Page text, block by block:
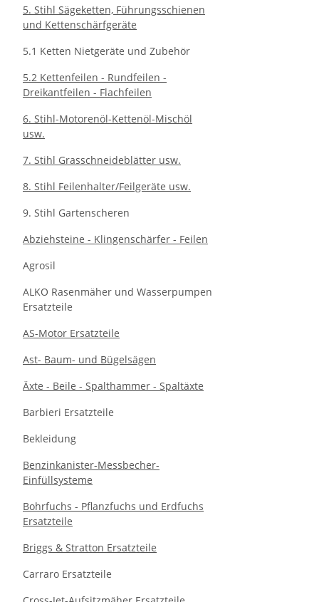
5. Stihl Sägeketten, Führungsschienen
und Kettenschärfgeräte
5.1 Ketten Nietgeräte und Zubehör
5.2 Kettenfeilen - Rundfeilen -
Dreikantfeilen - Flachfeilen
6. Stihl-Motorenöl-Kettenöl-Mischöl
usw.
7. Stihl Grasschneideblätter usw.
8. Stihl Feilenhalter/Feilgeräte usw.
9. Stihl Gartenscheren
Abziehsteine - Klingenschärfer - Feilen
Agrosil
ALKO Rasenmäher und Wasserpumpen
Ersatzteile
AS-Motor Ersatzteile
Ast- Baum- und Bügelsägen
Äxte - Beile - Spalthammer - Spaltäxte
Barbieri Ersatzteile
Bekleidung
Benzinkanister-Messbecher-
Einfüllsysteme
Bohrfuchs - Pflanzfuchs und Erdfuchs
Ersatzteile
Briggs & Stratton Ersatzteile
Carraro Ersatzteile